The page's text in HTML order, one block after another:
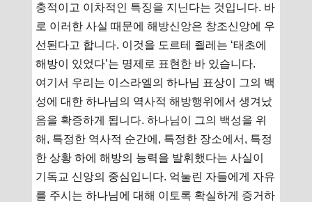
충적이고 이차적인 특징을 지닌다는 것입니다. 바
로 이러한 사실 때문에 해방신앙은 창조신앙에 우
선된다고 합니다. 이것을 도르테 죌레는 ‘태초에
해방이 있었다’는 명제로 표현한 바 있습니다.
여기서 우리는 이스라엘의 하나님 표상이 그의 백
성에 대한 하나님의 역사적 해방행위에서 생겨났
음을 확증하게 됩니다. 하나님이 그의 백성을 위
해, 특정한 역사적 순간에, 특정한 장소에서, 특정
한 상황 하에 해방의 능력을 발휘했다는 사실이
기독교 신앙의 중심입니다. 억눌린 자들에게 자유
를 주시는 하나님에 대해 이토록 확실하게 증거하